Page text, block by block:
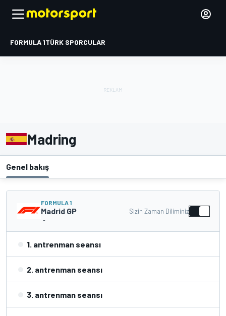
FORMULA 1TÜRK SPORCULAR
Madring
Genel bakış
FORMULA 1
Madrid GP
-
Sizin Zaman Diliminiz
1. antrenman seansı
2. antrenman seansı
3. antrenman seansı